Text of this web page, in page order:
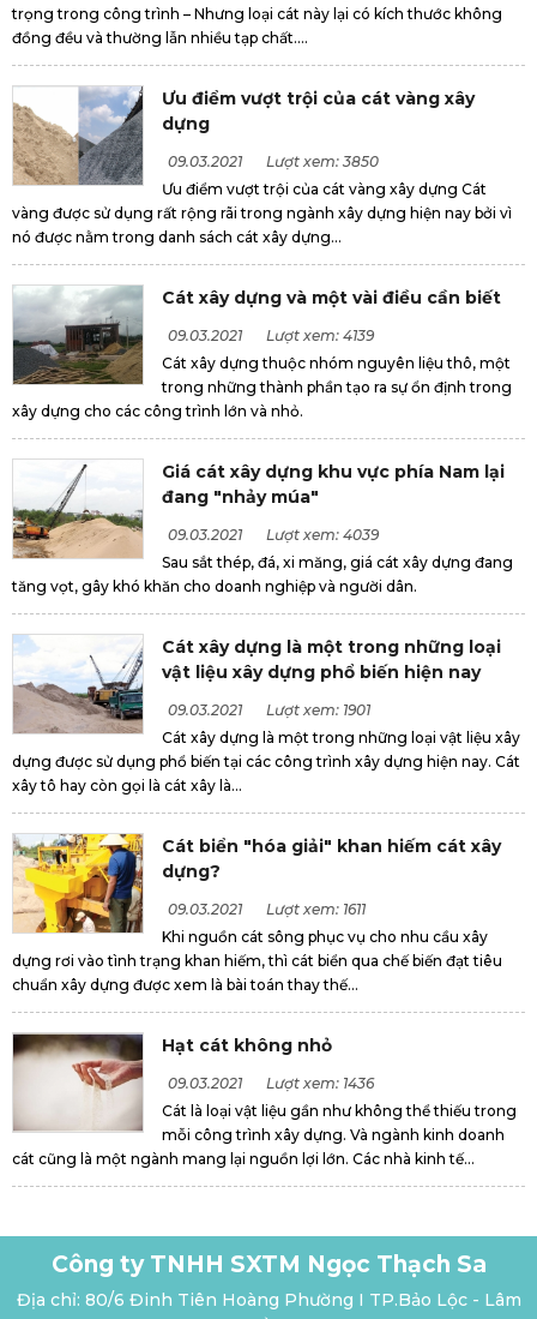
trọng trong công trình – Nhưng loại cát này lại có kích thước không
đồng đều và thường lẫn nhiều tạp chất....
Ưu điểm vượt trội của cát vàng xây
dựng
09.03.2021
Lượt xem: 3850
Ưu điểm vượt trội của cát vàng xây dựng Cát
vàng được sử dụng rất rộng rãi trong ngành xây dựng hiện nay bởi vì
nó được nằm trong danh sách cát xây dựng...
Cát xây dựng và một vài điều cần biết
09.03.2021
Lượt xem: 4139
Cát xây dựng thuộc nhóm nguyên liệu thô, một
trong những thành phần tạo ra sự ổn định trong
xây dựng cho các công trình lớn và nhỏ.
Giá cát xây dựng khu vực phía Nam lại
đang "nhảy múa"
09.03.2021
Lượt xem: 4039
Sau sắt thép, đá, xi măng, giá cát xây dựng đang
tăng vọt, gây khó khăn cho doanh nghiệp và người dân.
Cát xây dựng là một trong những loại
vật liệu xây dựng phổ biến hiện nay
09.03.2021
Lượt xem: 1901
Cát xây dựng là một trong những loại vật liệu xây
dựng được sử dụng phổ biến tại các công trình xây dựng hiện nay. Cát
xây tô hay còn gọi là cát xây là...
Cát biển "hóa giải" khan hiếm cát xây
dựng?
09.03.2021
Lượt xem: 1611
Khi nguồn cát sông phục vụ cho nhu cầu xây
dựng rơi vào tình trạng khan hiếm, thì cát biển qua chế biến đạt tiêu
chuẩn xây dựng được xem là bài toán thay thế...
Hạt cát không nhỏ
09.03.2021
Lượt xem: 1436
Cát là loại vật liệu gần như không thể thiếu trong
mỗi công trình xây dựng. Và ngành kinh doanh
cát cũng là một ngành mang lại nguồn lợi lớn. Các nhà kinh tế...
Công ty TNHH SXTM Ngọc Thạch Sa
Địa chỉ: 80/6 Đinh Tiên Hoàng Phường I TP.Bảo Lộc - Lâm